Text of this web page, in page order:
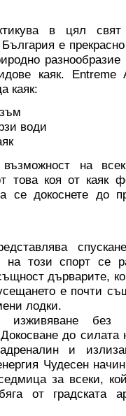
в цял
е
каяк.
каяк:
води
възможност на
това коя от каяк
се докоснете до
на този спорт се
дърварите,
е почти
лодки.
изживяване без
до
и
Чудесен
за всеки,
от градската